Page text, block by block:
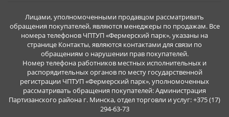
• Измельчители ведущих брендов (AL-KO, Bosch, Viking, Stiga)
• Запасные ножи и режущие элементы
• Профессиональные модели для коммунальщиков
• Оборудование для переработки стволов и корней
Почему выбирают нас:
✅ Помощь в подборе по объему работ и типу древесины
✅ Доставка по всей Беларуси (Минск, Гродно, Брест, Гомель,
Витебск, Могилев)
✅ Гарантия и сервисное обслуживание
✅ Консультации по правильной эксплуатации
Лицами, уполномоченными продавцом рассматривать
обращения покупателей, являются менеджеры по продажам. Все
номера телефонов ЧПТУП «Фермерский парк», указаны на
странице Контакты, являются контактами для связи по
обращениям о нарушении прав покупателей.
Номер телефона работников местных исполнительных и
распорядительных органов по месту государственной
регистрации ЧПТУП «Фермерский парк», уполномоченных
рассматривать обращения покупателей: Администрация
Партизанского района г. Минска, отдел торговли и услуг: +375 (17)
294-63-73